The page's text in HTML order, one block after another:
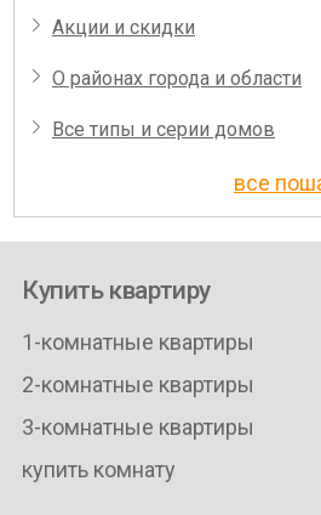
Акции и скидки
О районах города и области
Все типы и серии домов
все
Купить квартиру
1-комнатные квартиры
2-комнатные квартиры
3-комнатные квартиры
купить комнату